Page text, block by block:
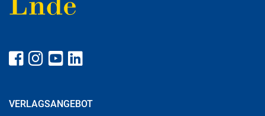
VERLAGSANGEBOT